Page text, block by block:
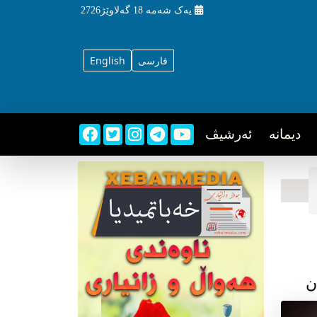
یه‌ک شه‌مه‌ 18 گه‌لاوێژ2726
English فارسی
دیمانه ئه‌رشیڤ